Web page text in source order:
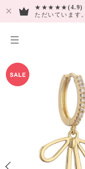
★★★★★ (4.9)
ただいています。